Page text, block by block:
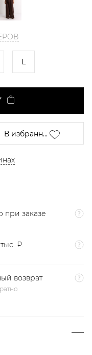
L
В избранн...
при заказе
₽.
возврат